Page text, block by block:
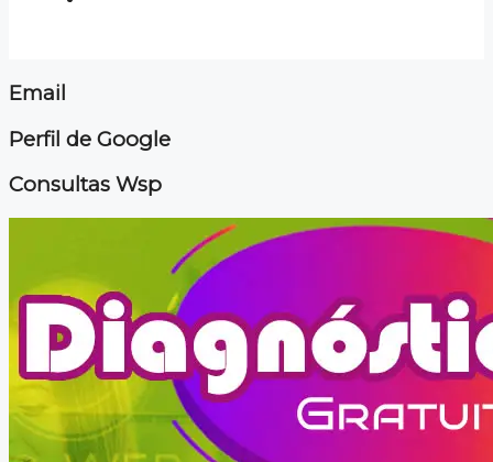
Email
Perfil de Google
Consultas Wsp